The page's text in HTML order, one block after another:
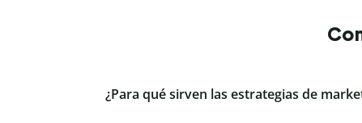
¿Para qué sirven las estrategias de